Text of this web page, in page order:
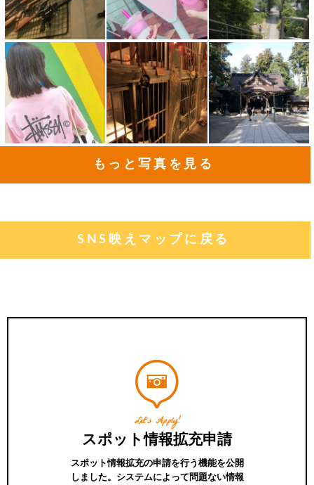
もっと写真を見る
SNS映えマップに戻る
Let's Apply!
スポット情報拡充申請
スポット情報拡充の申請を行う機能を公開
しました。システムによって問題ない情報